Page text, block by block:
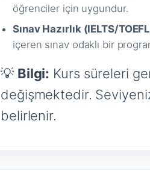
öğrenciler için uygundur.
Sınav Hazırlık (IELTS/
içeren sınav odaklı bir
💡 Bilgi: Kurs süreleri
değişmektedir.
belirlenir.